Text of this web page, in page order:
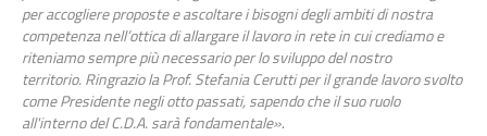
per accogliere proposte e ascoltare i bisogni degli ambiti di nostra
competenza nell’ottica di allargare il lavoro in rete in cui crediamo e
riteniamo sempre più necessario per lo sviluppo del nostro
territorio.Ringrazio la Prof. Stefania Cerutti per il grande lavoro svolto
come Presidente negli otto passati, sapendo che il suo ruolo
all'interno del C.D.A. sarà fondamentale».